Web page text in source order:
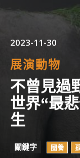
2023-11-30
展演動物
不曾見過
世界“最
生
關鍵字 圈養